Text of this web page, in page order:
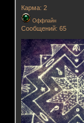
Карма: 2
Оффлайн
Сообщений: 65